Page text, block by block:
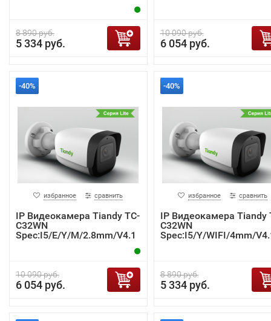
8 890 руб.
5 334 руб.
10 090 руб.
6 054 руб.
-40%
избранное сравнить
IP Видеокамера Tiandy TC-
C32WN
Spec:I5/E/Y/M/2.8mm/V4.1
10 090 руб.
6 054 руб.
-40%
избранное сравнить
IP Видеокамера Tiandy
C32WN
Spec:I5/Y/WIFI/4mm/
8 890 руб.
5 334 руб.